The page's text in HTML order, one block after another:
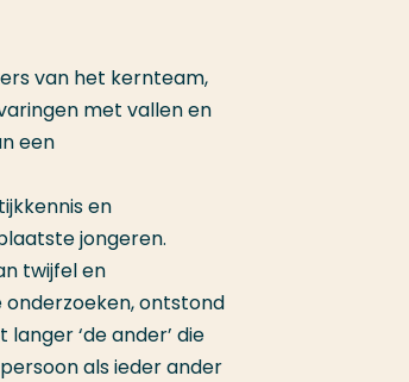
van het kernteam,
met vallen en
een
en
jongeren.
twijfel en
ontstond
‘de ander’ die
als ieder ander